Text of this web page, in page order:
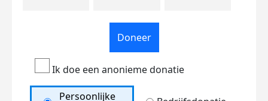
Doneer
Ik doe een anonieme donatie
Persoonlijke